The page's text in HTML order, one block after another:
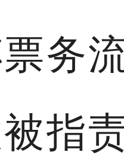
务
指